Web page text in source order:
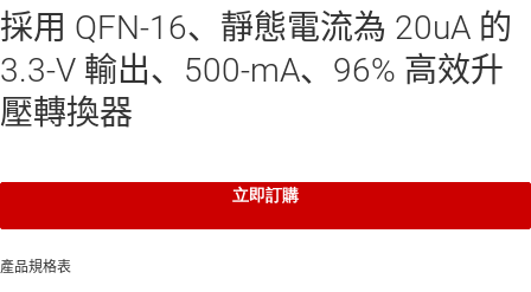
採用 QFN-16、靜態電流為 20uA 的
3.3-V 輸出、500-mA、96% 高效升
壓轉換器
立即訂購
產品規格表